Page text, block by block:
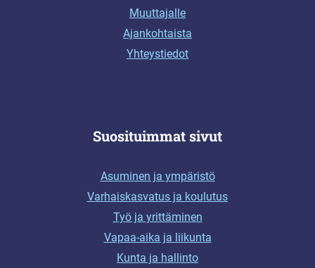
Muuttajalle
Ajankohtaista
Yhteystiedot
Suosituimmat sivut
Asuminen ja ympäristö
Varhaiskasvatus ja koulutus
Työ ja yrittäminen
Vapaa-aika ja liikunta
Kunta ja hallinto